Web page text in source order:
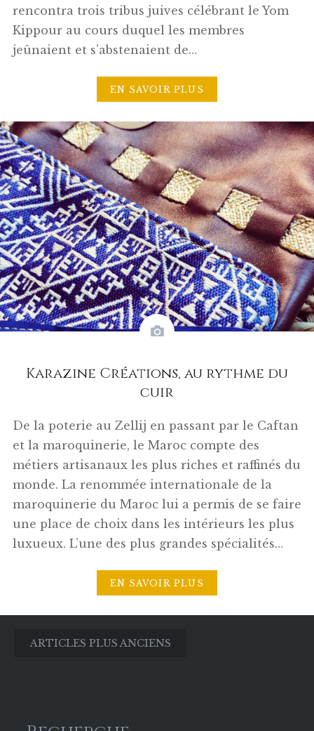
rencontra trois tribus juives célébrant le Yom
Kippour au cours duquel les membres
jeûnaient et s’abstenaient de…
EN SAVOIR PLUS
Karazine Créations, au rythme du
cuir
De la poterie au Zellij en passant par le Caftan
et la maroquinerie, le Maroc compte des
métiers artisanaux les plus riches et raffinés du
monde. La renommée internationale de la
maroquinerie du Maroc lui a permis de se faire
une place de choix dans les intérieurs les plus
luxueux. L’une des plus grandes spécialités…
EN SAVOIR PLUS
Navigation
ARTICLES PLUS ANCIENS